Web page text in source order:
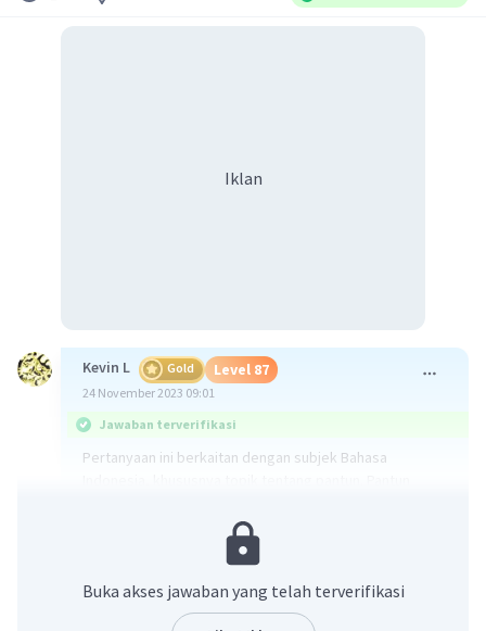
Iklan
Kevin L Gold Level 87
24 November 2023 09:01
Jawaban terverifikasi
Pertanyaan ini berkaitan dengan subjek Bahasa
khas tersendiri. Pantun terbagi menjadi beberapa jenis,
seperti pantun anak-anak, pantun muda, pantun tua, dan
Buka akses jawaban yang telah terverifikasi